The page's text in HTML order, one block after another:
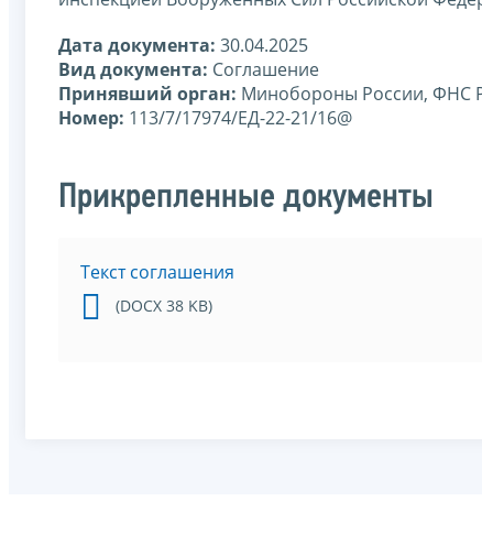
Дата документа: 30.04.2025
Вид документа: Соглашение
Принявший орган: Минобороны России, ФНС
Номер: 113/7/17974/ЕД-22-21/16@
Прикрепленные документы
Текст соглашения
(DOCX 38 KB)